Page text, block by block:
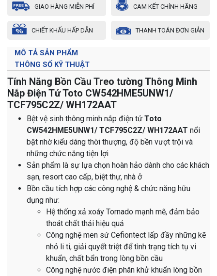
GIAO HÀNG MIỄN PHÍ CAM KẾT CHÍNH HÃNG
CHIẾT KHẤU HẤP DẪN THANH TOÁN ĐƠN GIẢN
MÔ TẢ SẢN PHẨM
THÔNG SỐ KỸ THUẬT
Tính Năng Bồn Cầu Treo tường Thông Minh
Nắp Điện Tử Toto CW542HME5UNW1/
TCF795C2Z/ WH172AAT
Bệt vệ sinh thông minh nắp điện tử Toto
CW542HME5UNW1/ TCF795C2Z/ WH172AAT nổi
bật nhờ kiểu dáng thời thượng, độ bền vượt trội và
những chức năng tiện lợi
Sản phẩm là sự lựa chọn hoàn hảo dành cho các khách
sạn, resort cao cấp, biệt thự, nhà ở
Bồn cầu tích hợp các công nghệ & chức năng hữu
dụng như:
Hệ thống xả xoáy Tornado mạnh mẽ, đảm bảo
thoát chất thải hiệu quả
Công nghệ men sứ Cefiontect lấp đầy những kẽ
nhỏ li ti, giải quyết triệt để tình trạng tích tụ vi
khuẩn, chất bẩn trong lòng bồn cầu
Công nghệ nước điện phân khử khuẩn lòng bồn